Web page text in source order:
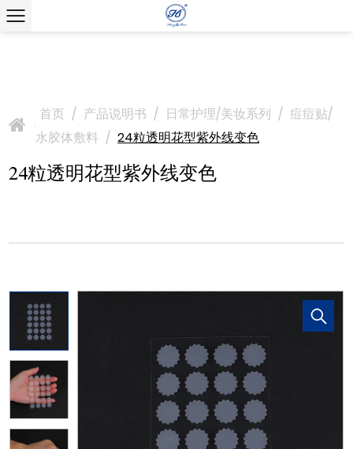
>
首页 / 产品说明书 / 日常护理/美妆系列 / 痘痘贴/
水胶体敷料 / 24粒透明花型紫外线变色
24粒透明花型紫外线变色